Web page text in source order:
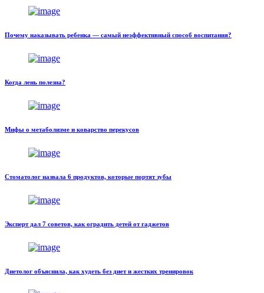
Почему наказывать ребенка — самый неэффективный способ воспитания?
Когда лень полезна?
Мифы о метаболизме и коварство перекусов
Стоматолог назвала 6 продуктов, которые портят зубы
Эксперт дал 7 советов, как оградить детей от гаджетов
Диетолог объяснила, как худеть без диет и жестких тренировок